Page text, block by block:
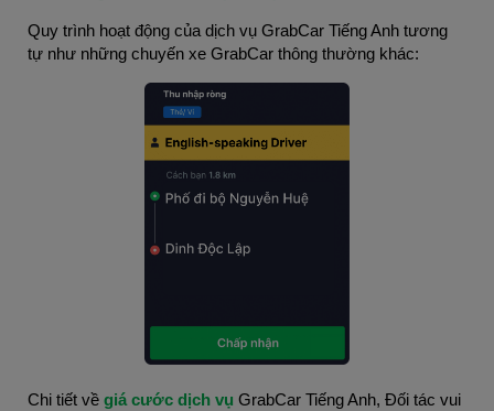
Quy trình hoạt động của dịch vụ GrabCar Tiếng Anh tương
tự như những chuyến xe GrabCar thông thường khác:
Chi tiết về giá cước dịch vụ GrabCar Tiếng Anh, Đối tác vui